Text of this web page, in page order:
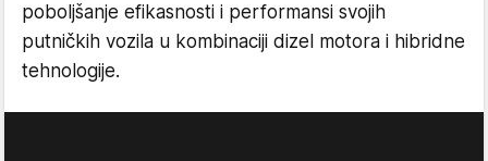
poboljšanje efikasnosti i performansi svojih
putničkih vozila u kombinaciji dizel motora i hibridne
tehnologije.